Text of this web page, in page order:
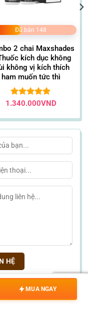
Đã bán 148
2 chai Maxshades
kích dục không
không vị kích thích
ham muốn tức thì
Được xếp
5 sao
1.340.000VND
MUA NGAY